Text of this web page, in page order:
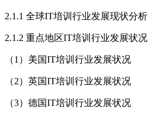
2.1.1 全球IT培训行业发展现状分析
2.1.2 重点地区IT培训行业发展状况
（1）美国IT培训行业发展状况
（2）英国IT培训行业发展状况
（3）德国IT培训行业发展状况